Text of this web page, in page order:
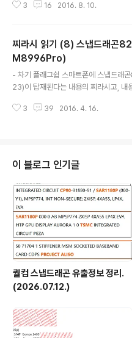
싱글 3655 / 멀티 7046 Primate
-reveal-a10-3gb-ram/) (긱벤치 만
abs 입니다.) 이게 진짜 fake라서 그렇
밀유지때문에 아니라고 진화한건지는
겠지요. 사진 하단을 보면
2.jpg 라는게 나옵니다. 이걸 구글에서
3 16 2016. 8. 10.
찌라시 읽기 (8) 스냅드래곤
M8996Pro)
- 차기 플래그쉽 스마트폰에 스냅드래
23)이 탑재된다는 내용의 찌라시고, 내
니다. 찌라시가 결과적으로 맞으면 맞는
0MHz - 퀄컴 로드맵 퀄컴 로드맵을 보
M8996Pro)이 나오니 있는 제품은 맞
만드려면 최소한 뭐라도 알아야하니 이
려 나갈 일은 없겠지요. 공정은 14nm
계속 삼성 공정 쓰는 모양이네요. 14LPP
3 39 2016. 4. 16.
이 블로그 인기글
퀄컴 스냅드래곤 유출정보 정리.
(2026.07.12.)